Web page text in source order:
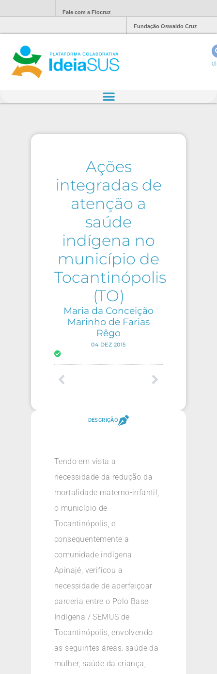
Fale com a Fiocruz
Fundação Oswaldo Cruz
Ações
integradas de
atenção a
saúde
indígena no
município de
Tocantinópolis
(TO)
Maria da Conceição
Marinho de Farias
Rêgo
04 DEZ 2015
DESCRIÇÃO
Tendo em vista a
necessidade da redução da
mortalidade materno-infantil,
o município de
Tocantinópolis, e
consequentemente a
comunidade indígena
Apinajé, verificou a
necessidade de aperfeiçoar
parceria entre o Polo Base
Indígena / SEMUS de
Tocantinópolis, envolvendo
as seguintes áreas: saúde da
mulher, saúde da criança,